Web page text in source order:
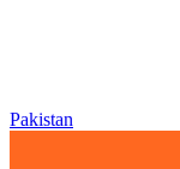
Pakistan